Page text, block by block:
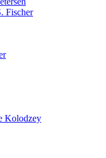
Fischer
Kolodzey